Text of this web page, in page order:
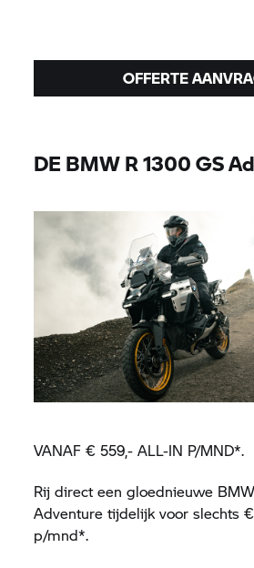
OFFERTE
DE BMW R 1300 GS
VANAF € 559,- ALL-IN P/MND*.
Rij direct een gloednieuwe
Adventure tijdelijk voor slechts
p/mnd*.